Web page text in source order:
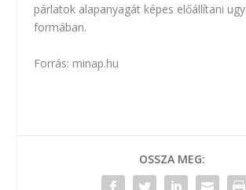
párlatok alapanyagát képes előállítani
formában.
Forrás: minap.hu
OSSZA MEG: